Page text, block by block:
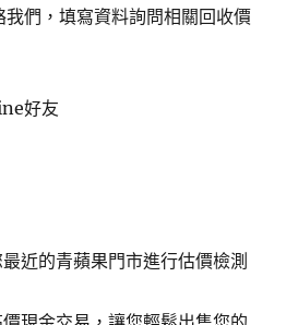
們，填寫資料詢問相關回收價
好友
近的青蘋果門市進行估價檢測